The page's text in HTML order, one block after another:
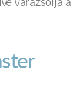
varázsolja a